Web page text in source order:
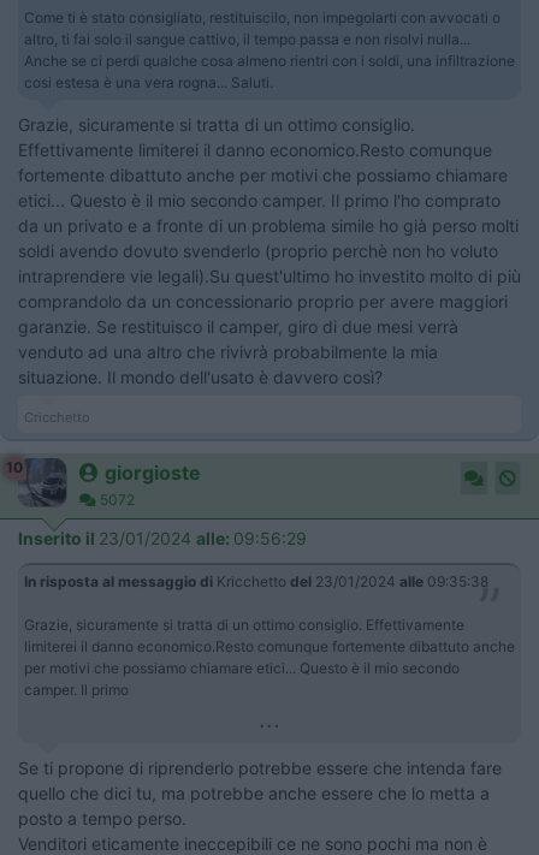
Come ti è stato consigliato, restituiscilo, non impegolarti con avvocati o
altro, ti fai solo il sangue cattivo, il tempo passa e non risolvi nulla...
Anche se ci perdi qualche cosa almeno rientri con i soldi, una infiltrazione
cosi estesa è una vera rogna... Saluti.
Grazie, sicuramente si tratta di un ottimo consiglio.
Effettivamente limiterei il danno economico.Resto comunque
fortemente dibattuto anche per motivi che possiamo chiamare
etici... Questo è il mio secondo camper. Il primo l'ho comprato
da un privato e a fronte di un problema simile ho già perso molti
soldi avendo dovuto svenderlo (proprio perchè non ho voluto
intraprendere vie legali).Su quest'ultimo ho investito molto di più
comprandolo da un concessionario proprio per avere maggiori
garanzie. Se restituisco il camper, giro di due mesi verrà
venduto ad una altro che rivivrà probabilmente la mia
situazione. Il mondo dell'usato è davvero così?
Cricchetto
10 giorgioste
5072
Inserito il 23/01/2024 alle: 09:56:29
In risposta al messaggio di Kricchetto del 23/01/2024 alle 09:35:38
Grazie, sicuramente si tratta di un ottimo consiglio. Effettivamente
limiterei il danno economico.Resto comunque fortemente dibattuto anche
per motivi che possiamo chiamare etici... Questo è il mio secondo
camper. Il primo
...
Se ti propone di riprenderlo potrebbe essere che intenda fare
quello che dici tu, ma potrebbe anche essere che lo metta a
posto a tempo perso.
Venditori eticamente ineccepibili ce ne sono pochi ma non è